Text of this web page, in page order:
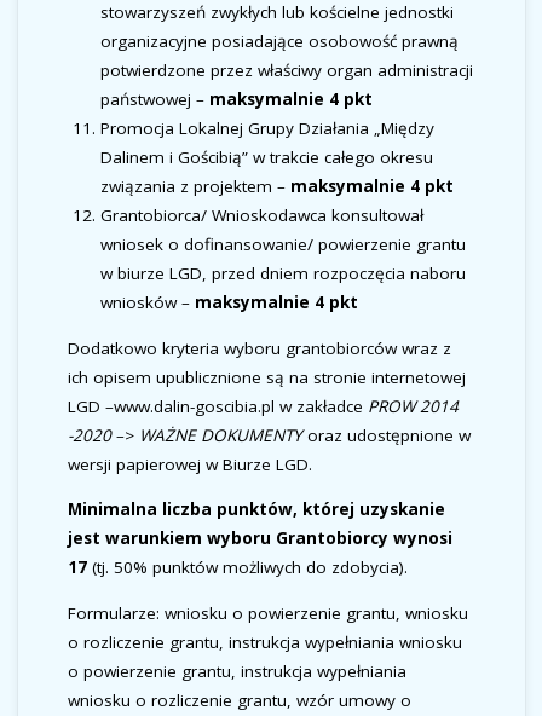
stowarzyszeń zwykłych lub kościelne jednostki
organizacyjne posiadające osobowość prawną
potwierdzone przez właściwy organ administracji
państwowej – maksymalnie 4 pkt
Promocja Lokalnej Grupy Działania „Między
Dalinem i Gościbią” w trakcie całego okresu
związania z projektem – maksymalnie 4 pkt
Grantobiorca/ Wnioskodawca konsultował
wniosek o dofinansowanie/ powierzenie grantu
w biurze LGD, przed dniem rozpoczęcia naboru
wniosków – maksymalnie 4 pkt
Dodatkowo kryteria wyboru grantobiorców wraz z
ich opisem upublicznione są na stronie internetowej
LGD –www.dalin-goscibia.pl w zakładce PROW 2014
-2020–> WAŻNE DOKUMENTYoraz udostępnione w
wersji papierowej w Biurze LGD.
Minimalna liczba punktów, której uzyskanie
jest warunkiem wyboru Grantobiorcy wynosi
17 (tj. 50% punktów możliwych do zdobycia).
Formularze: wniosku o powierzenie grantu, wniosku
o rozliczenie grantu, instrukcja wypełniania wniosku
o powierzenie grantu, instrukcja wypełniania
wniosku o rozliczenie grantu, wzór umowy o